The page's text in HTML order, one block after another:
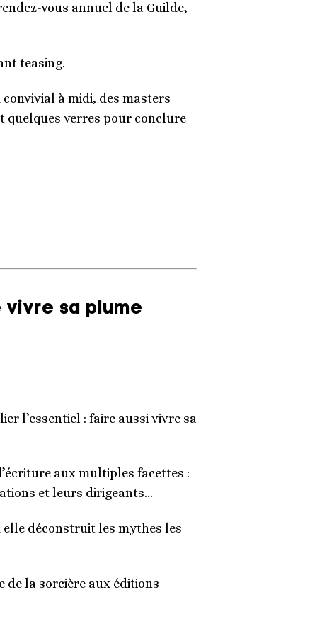
vous annuel de la Guilde,
teasing.
convivial à midi, des masters
quelques verres pour conclure
vivre sa plume
l’essentiel : faire aussi vivre sa
aux multiples facettes :
et leurs dirigeants…
elle déconstruit les mythes les
de la sorcière aux éditions